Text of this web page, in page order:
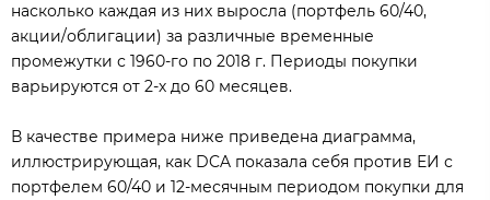
насколько каждая из них выросла (портфель 60/40,
акции/облигации) за различные временные
промежутки с 1960-го по 2018 г. Периоды покупки
варьируются от 2-х до 60 месяцев.
В качестве примера ниже приведена диаграмма,
иллюстрирующая, как DCA показала себя против ЕИ с
портфелем 60/40 и 12-месячным периодом покупки для